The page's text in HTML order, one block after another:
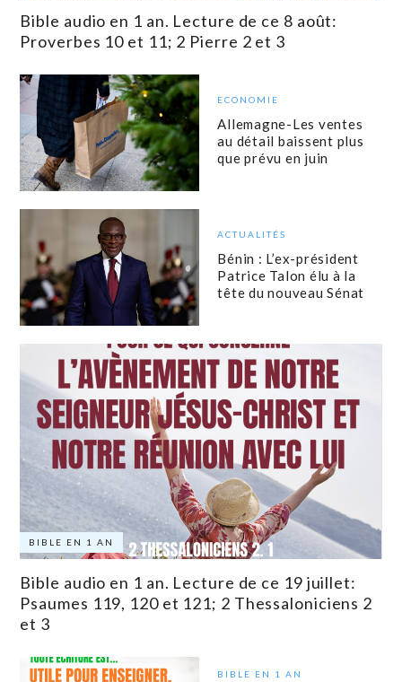
Bible audio en 1 an. Lecture de ce 8 août:
Proverbes 10 et 11; 2 Pierre 2 et 3
ECONOMIE
Allemagne-Les ventes
au détail baissent plus
que prévu en juin
ACTUALITÉS
Bénin : L’ex-président
Patrice Talon élu à la
tête du nouveau Sénat
BIBLE EN 1 AN
Bible audio en 1 an. Lecture de ce 19 juillet:
Psaumes 119, 120 et 121; 2 Thessaloniciens 2
et 3
BIBLE EN 1 AN